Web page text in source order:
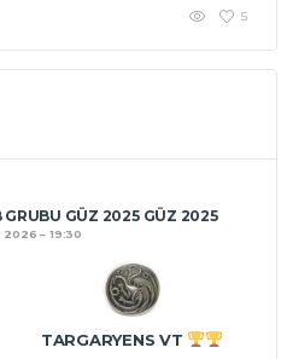
5
GRUBU GÜZ 2025 GÜZ 2025
2026 19:30
TARGARYENS VT